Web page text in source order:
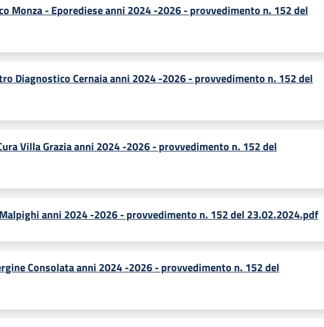
Monza - Eporediese anni 2024 -2026 - provvedimento n. 152 del
Diagnostico Cernaia anni 2024 -2026 - provvedimento n. 152 del
Villa Grazia anni 2024 -2026 - provvedimento n. 152 del
anni 2024 -2026 - provvedimento n. 152 del 23.02.2024.pdf
Consolata anni 2024 -2026 - provvedimento n. 152 del